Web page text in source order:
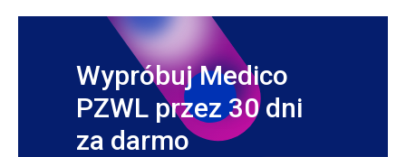
Wypróbuj Medico
PZWL przez 30 dni
za darmo